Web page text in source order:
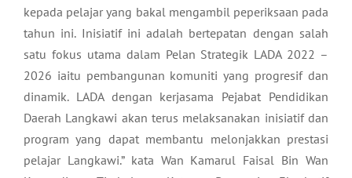
kepada pelajar yang bakal mengambil peperiksaan pada
tahun ini. Inisiatif ini adalah bertepatan dengan salah
satu fokus utama dalam Pelan Strategik LADA 2022 –
2026 iaitu pembangunan komuniti yang progresif dan
dinamik. LADA dengan kerjasama Pejabat Pendidikan
Daerah Langkawi akan terus melaksanakan inisiatif dan
program yang dapat membantu melonjakkan prestasi
pelajar Langkawi.” kata Wan Kamarul Faisal Bin Wan